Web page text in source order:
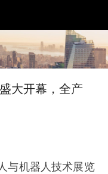
大开幕，全产
与机器人技术展览